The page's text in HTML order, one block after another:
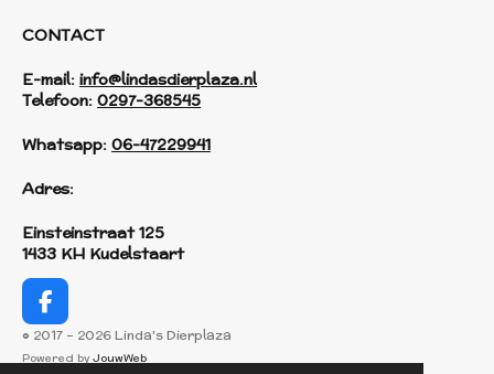
CONTACT
E-mail: info@lindasdierplaza.nl
Telefoon: 0297-368545
Whatsapp: 06-47229941
Adres:
Einsteinstraat 125
1433 KH Kudelstaart
F
a
c
© 2017 - 2026 Linda's Dierplaza
Powered by JouwWeb